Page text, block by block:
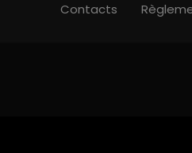
Contacts